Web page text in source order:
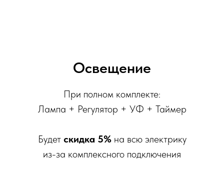
Освещение
При полном комплекте:
Лампа + Регулятор + УФ + Таймер
Будет скидка 5%на всю электрику
из-за комплексного подключения